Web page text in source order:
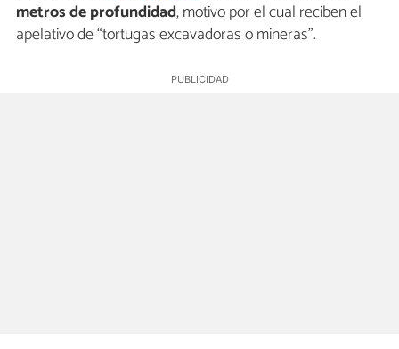
metros de profundidad, motivo por el cual reciben el
apelativo de “tortugas excavadoras o mineras”.